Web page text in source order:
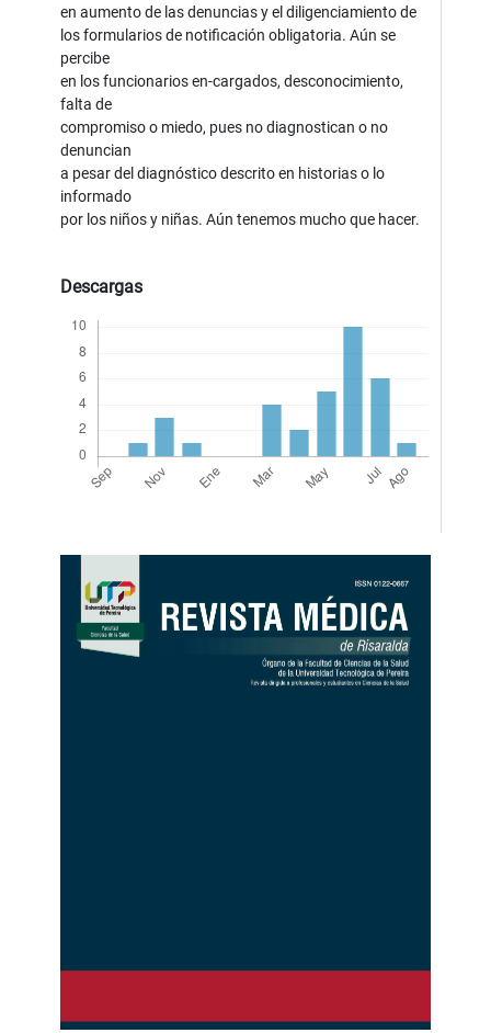
en aumento de las denuncias y el diligenciamiento de
los formularios de notificación obligatoria. Aún se
percibe
en los funcionarios en-cargados, desconocimiento,
falta de
compromiso o miedo, pues no diagnostican o no
denuncian
a pesar del diagnóstico descrito en historias o lo
informado
por los niños y niñas. Aún tenemos mucho que hacer.
Descargas